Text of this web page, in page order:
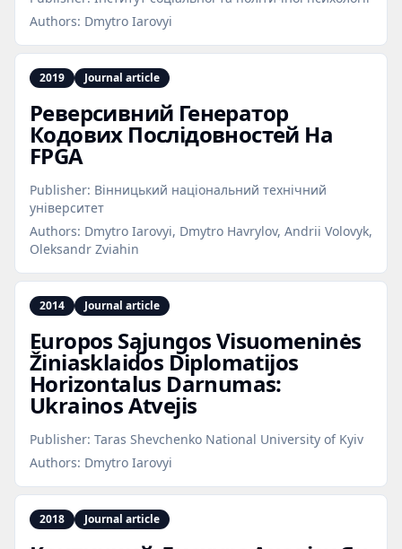
Authors: Dmytro Iarovyi
2019 Journal article
Реверсивний Генератор
Кодових Послідовностей На
FPGA
Publisher: Вінницький національний технічний
університет
Authors: Dmytro Iarovyi, Dmytro Havrylov, Andrii Volovyk,
Oleksandr Zviahin
2014 Journal article
Europos Sąjungos Visuomeninės
Žiniasklaidos Diplomatijos
Horizontalus Darnumas:
Ukrainos Atvejis
Publisher: Taras Shevchenko National University of Kyiv
Authors: Dmytro Iarovyi
2018 Journal article